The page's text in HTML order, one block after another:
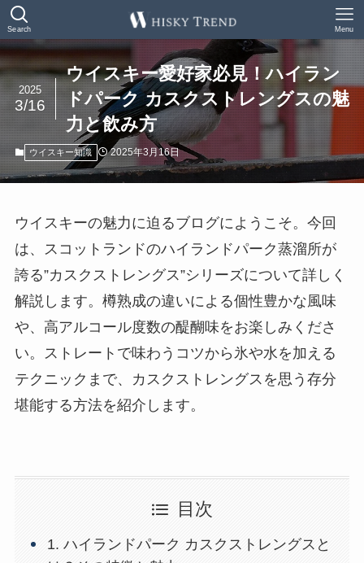
Search Menu
ウイスキー愛好家必見！ハイラン
ドパーク カスクストレングスの魅
力と飲み方
2025
3/16
ウイスキー知識 2025年3月16日
ウイスキーの魅力に迫るブログにようこそ。今回
は、スコットランドのハイランドパーク蒸溜所が
誇る”カスクストレングス”シリーズについて詳しく
解説します。樽熟成の違いによる個性豊かな風味
や、高アルコール度数の醍醐味をお楽しみくださ
い。ストレートで味わうコツから氷や水を加える
テクニックまで、カスクストレングスを思う存分
堪能する方法を紹介します。
目次
1. ハイランドパーク カスクストレングスと